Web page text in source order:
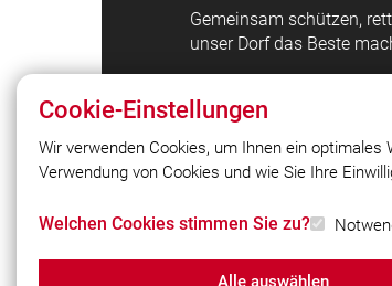
Gemeinsam schützen,
unser Dorf das Beste
Großschwarzenlohe
Cookie-Einstellungen
Wir verwenden Cookies, um Ihnen ein
Verwendung von Cookies und wie Sie Ihre
Welchen Cookies stimmen Sie zu?
Alle auswählen